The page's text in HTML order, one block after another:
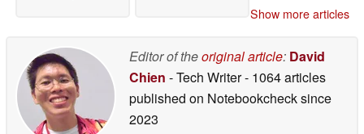
Show more articles
Editor of theoriginal article: David
Chien - Tech Writer- 1064 articles
published on Notebookchecksince
2023